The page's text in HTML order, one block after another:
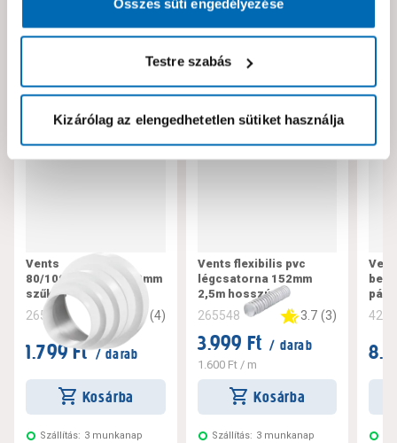
Összes süti engedélyezése
Testre szabás
Kizárólag az elengedhetetlen sütiket használja
Neked ajánljuk!
Vents
80/100/120/125/150mm
szűkítő
265571 (4)
1.799 Ft / darab
Kosárba
Szállítás: 3 munkanap
Vents flexibilis pvc
légcsatorna 152mm
2,5m hosszú
265548 3.7 (3)
3.999 Ft / darab
1.600 Ft/ m
Kosárba
Szállítás: 3 munkanap